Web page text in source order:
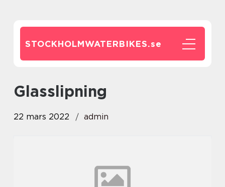
STOCKHOLMWATERBIKES.se
glasslipning
22 mars 2022 admin